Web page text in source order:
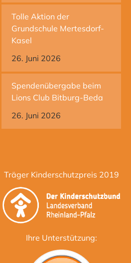
Tolle Aktion der
Grundschule Mertesdorf-
Kasel
26. Juni 2026
Spendenübergabe beim
Lions Club Bitburg-Beda
26. Juni 2026
Träger Kinderschutzpreis 2019
Ihre Unterstützung: